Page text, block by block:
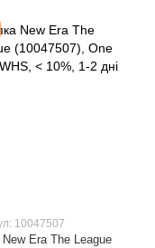
10047507
New Era The League